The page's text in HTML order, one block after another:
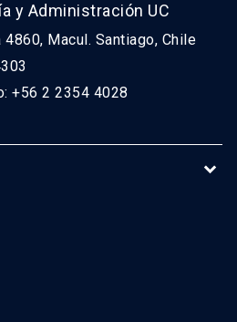
y Administración UC
4860, Macul. Santiago, Chile
+56 2 2354 4028